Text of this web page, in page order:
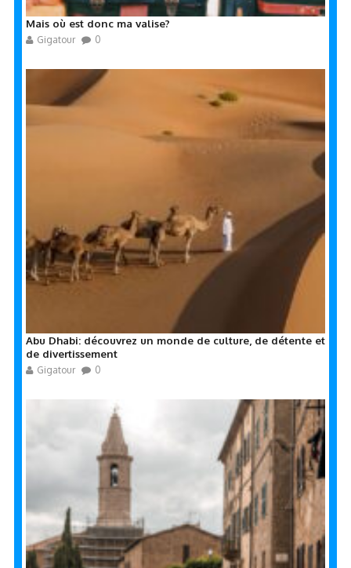
Mais où est donc ma valise?
Gigatour 0
Abu Dhabi: découvrez un monde de culture, de détente et
de divertissement
Gigatour 0